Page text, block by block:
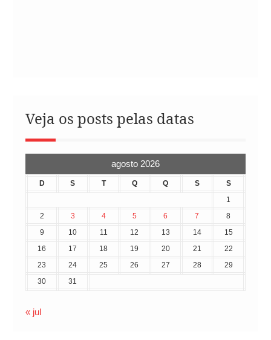
Veja os posts pelas datas
agosto 2026
D S T Q Q S
S
1
2
3 4 5 6 7
8
9
10 11 12 13 14
15
16
17 18 19 20 21
22
23
24 25 26 27 28
29
30
31
« jul